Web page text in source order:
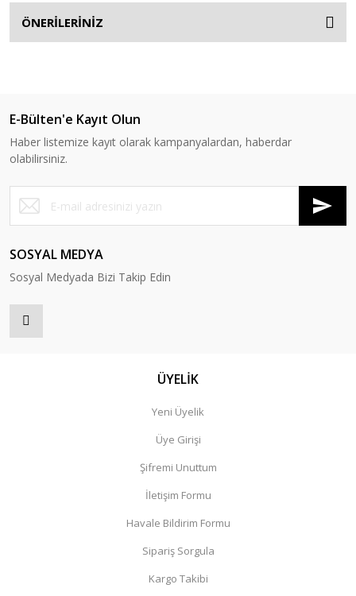
ÖNERİLERİNİZ
E-Bülten'e Kayıt Olun
Haber listemize kayıt olarak kampanyalardan, haberdar
olabilirsiniz.
SOSYAL MEDYA
Sosyal Medyada Bizi Takip Edin
ÜYELİK
Yeni Üyelik
Üye Girişi
Şifremi Unuttum
İletişim Formu
Havale Bildirim Formu
Sipariş Sorgula
Kargo Takibi